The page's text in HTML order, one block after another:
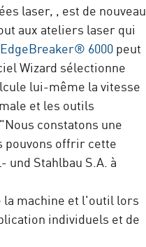
laser, , est de nouveau
aux ateliers laser qui
EdgeBreaker® 6000 peut
Wizard sélectionne
lui-même la vitesse
et les outils
constatons une
pouvons offrir cette
Stahlbau S.A. à
machine et l'outil lors
individuels et de